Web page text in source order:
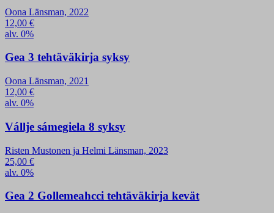
Oona Länsman, 2022
12,00 €
alv. 0%
Gea 3 tehtäväkirja syksy
Oona Länsman, 2021
12,00 €
alv. 0%
Vállje sámegiela 8 syksy
Risten Mustonen ja Helmi Länsman, 2023
25,00 €
alv. 0%
Gea 2 Gollemeahcci tehtäväkirja kevät